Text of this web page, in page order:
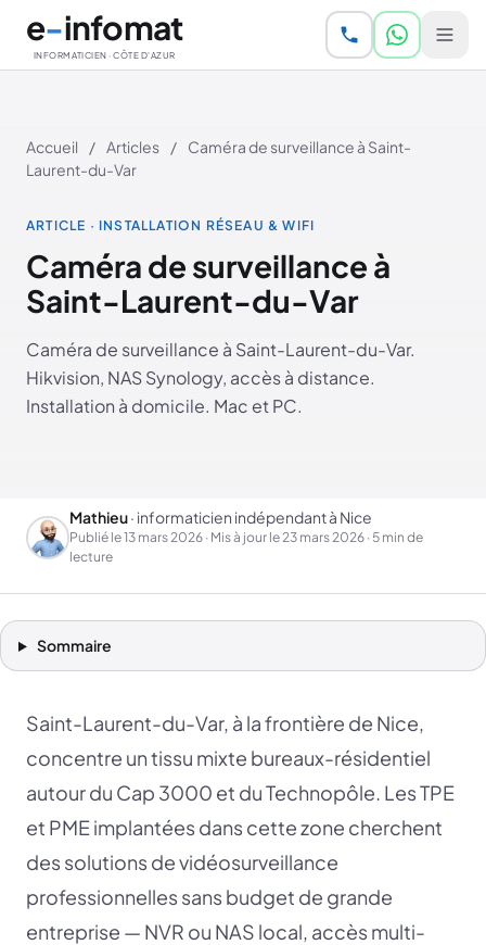
Aller au contenu principal
e-infomat
INFORMATICIEN · CÔTE D'AZUR
Accueil / Articles /
Caméra de surveillance à Saint-
Laurent-du-Var
ARTICLE · INSTALLATION RÉSEAU & WIFI
Caméra de surveillance à
Saint-Laurent-du-Var
Caméra de surveillance à Saint-Laurent-du-Var.
Hikvision, NAS Synology, accès à distance.
Installation à domicile. Mac et PC.
Mathieu· informaticien indépendant à Nice
Publié le13 mars 2026 · Mis à jour le23 mars 2026 · 5 min de
lecture
Sommaire
Saint-Laurent-du-Var, à la frontière de Nice,
concentre un tissu mixte bureaux-résidentiel
autour du Cap 3000 et du Technopôle. Les TPE
et PME implantées dans cette zone cherchent
des solutions de vidéosurveillance
professionnelles sans budget de grande
entreprise — NVR ou NAS local, accès multi-